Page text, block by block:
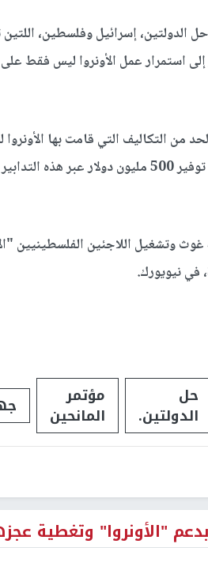
إسرائيل وفلسطين،
استمرار عمل الأونروا ليس فقط على
من التكاليف التي قامت بها
وخلال السنوات الخمس الماضية تمكنت الوكالة من توفير 500 مليون
وتشغيل اللاجئين الفلسطينيين
في نيويورك.
حل
الدولتين.
مؤتمر
المانحين
"الأونروا" وتغطية